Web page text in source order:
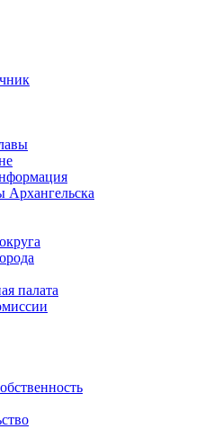
Архангельска
палата